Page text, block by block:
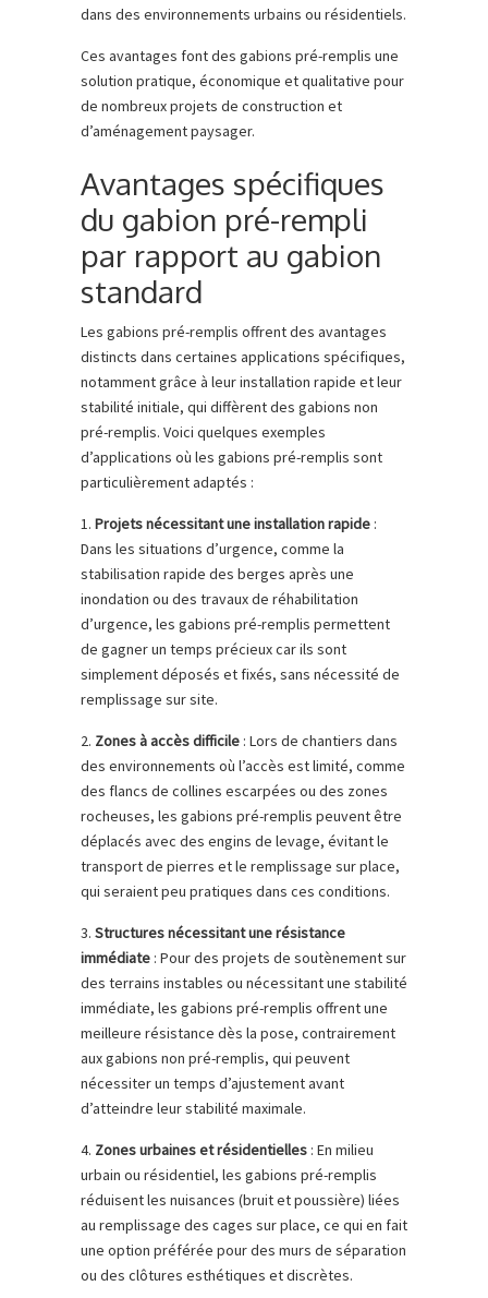
dans des environnements urbains ou résidentiels.
Ces avantages font des gabions pré-remplis une
solution pratique, économique et qualitative pour
de nombreux projets de construction et
d’aménagement paysager.
Avantages spécifiques
du gabion pré-rempli
par rapport au gabion
standard
Les gabions pré-remplis offrent des avantages
distincts dans certaines applications spécifiques,
notamment grâce à leur installation rapide et leur
stabilité initiale, qui diffèrent des gabions non
pré-remplis. Voici quelques exemples
d’applications où les gabions pré-remplis sont
particulièrement adaptés :
1. Projets nécessitant une installation rapide :
Dans les situations d’urgence, comme la
stabilisation rapide des berges après une
inondation ou des travaux de réhabilitation
d’urgence, les gabions pré-remplis permettent
de gagner un temps précieux car ils sont
simplement déposés et fixés, sans nécessité de
remplissage sur site.
2. Zones à accès difficile : Lors de chantiers dans
des environnements où l’accès est limité, comme
des flancs de collines escarpées ou des zones
rocheuses, les gabions pré-remplis peuvent être
déplacés avec des engins de levage, évitant le
transport de pierres et le remplissage sur place,
qui seraient peu pratiques dans ces conditions.
3. Structures nécessitant une résistance
immédiate : Pour des projets de soutènement sur
des terrains instables ou nécessitant une stabilité
immédiate, les gabions pré-remplis offrent une
meilleure résistance dès la pose, contrairement
aux gabions non pré-remplis, qui peuvent
nécessiter un temps d’ajustement avant
d’atteindre leur stabilité maximale.
4. Zones urbaines et résidentielles : En milieu
urbain ou résidentiel, les gabions pré-remplis
réduisent les nuisances (bruit et poussière) liées
au remplissage des cages sur place, ce qui en fait
une option préférée pour des murs de séparation
ou des clôtures esthétiques et discrètes.